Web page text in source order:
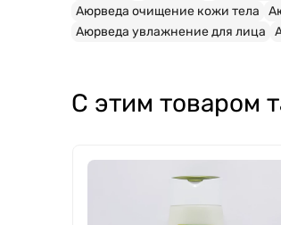
Аюрведа очищение кожи тела
Аюрведа увлажнение для лица
С этим товаром